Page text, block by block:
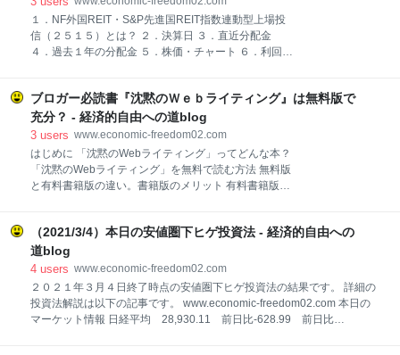
こともあり、キャンペーンが有ればそのタイミングで
機種変更すると待ち構えていたところに私が使用して
いる「mineo」から、 「mineo史上初！端末大特価セ
飛びつきました。 しかし、このタイミングで機種は何
にするかと悩みだします。 正直、キャンペーンや新機
種発売でお得感のある
１．NF外国REIT・S&P先進国REIT指数連動型上場投
信（２５１５）とは？ ２．決算日 ３．直近分配金
４．過去１年の分配金 ５．株価・チャート ６．利回り
しました『国内ETF3本で毎月分配金ポートフォリオを
組んでみた』で紹介した「NEXT FUNDS 外国
REIT・S&P先進国REIT指数（除く日本・為替ヘッジな
し）連動型上場投信（2515）」の３月期の分配金が確
定しましたので、分配金情報等を紹介します。 国内Ｅ
ＴＦ３本で毎月分配金ポートフォリオを組んでみた。
称） NEXT FUNDS 外国REIT・S＆P先進国REIT指数
（除く日本・為替ヘッジなし）連動型上
ブロガー必読書『沈黙のＷｅｂライティング』は無料版で
充分？ - 経済的自由への道blog
3 users www.economic-freedom02.com
はじめに 「沈黙のWebライティング」ってどんな本？
「沈黙のWebライティング」を無料で読む方法 無料版
と有料書籍版の違い。書籍版のメリット 有料書籍版の
方法 １，kindle ２，古本ショップ ３、フリマアプリ
４、kindle月替わりセール、サイバーセール 「沈黙の
Webライティング」推薦ブロガー さいごに まとめ は
じめに ブロガーの皆さん『沈黙のWebライティング
ーWebマーケッター ボーンの激闘－』という本はご
存じですか？ 有名なブロガーさん達が「初心者ブロガ
（2021/3/4）本日の安値圏下ヒゲ投資法 - 経済的自由への
道blog
4 users www.economic-freedom02.com
２０２１年３月４日終了時点の安値圏下ヒゲ投資法の結果です。 詳細の
投資法解説は以下の記事です。 www.economic-freedom02.com 本日の
マーケット情報 日経平均 28,930.11 前日比-628.99 前日比